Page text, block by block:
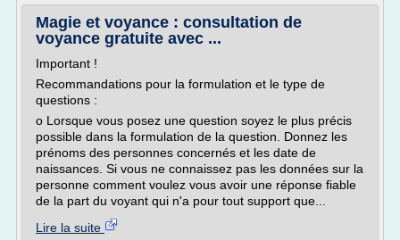
Magie et voyance : consultation de
voyance gratuite avec ...
Important !
Recommandations pour la formulation et le type de
questions :
o Lorsque vous posez une question soyez le plus précis
possible dans la formulation de la question. Donnez les
prénoms des personnes concernés et les date de
naissances. Si vous ne connaissez pas les données sur la
personne comment voulez vous avoir une réponse fiable
de la part du voyant qui n'a pour tout support que...
Lire la suite